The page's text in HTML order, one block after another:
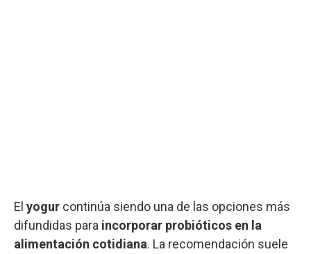
El yogur continúa siendo una de las opciones más
difundidas para incorporar probióticos en la
alimentación cotidiana. La recomendación suele